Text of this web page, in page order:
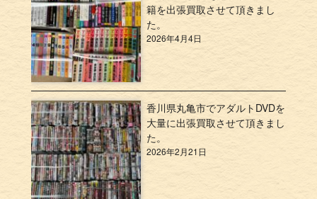
籍を出張買取させて頂きまし
た。
2026年4月4日
香川県丸亀市でアダルトDVDを
大量に出張買取させて頂きまし
た。
2026年2月21日